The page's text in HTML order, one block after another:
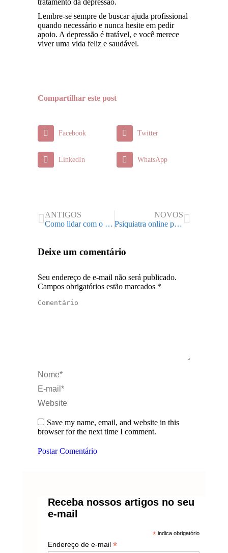
tratamento da depressão.
Lembre-se sempre de buscar ajuda profissional
quando necessário e nunca hesite em pedir
apoio. A depressão é tratável, e você merece
viver uma vida feliz e saudável.
Compartilhar este post
Facebook Twitter
LinkedIn WhatsApp
ANTIGOS
Como lidar com o mutismo seletivo?
NOVOS
Psiquiatra online para tratamento de TDAH: como encontrar?
Deixe um comentário
Seu endereço de e-mail não será publicado.
Campos obrigatórios estão marcados *
Comentário
Nome *
E-mail *
Website
Save my name, email, and website in this
browser for the next time I comment.
Postar Comentário
Receba nossos artigos no seu
e-mail
*indica obrigatório
Endereço de e-mail *